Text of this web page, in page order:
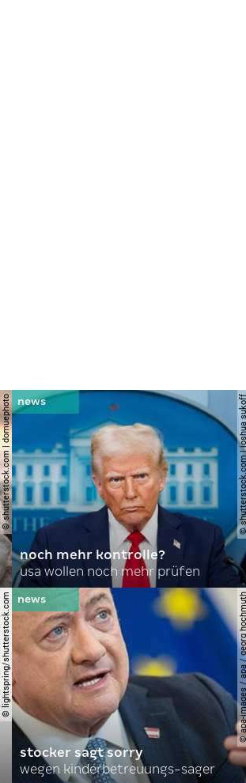
© shutterstock.com | domuephoto ©
noch mehr kontrolle?
usa wollen noch mehr prüfen
© lightspring/shutterstock.com © apa-images /
stocker sagt sorry
wegen kinderbetreuungs-sager